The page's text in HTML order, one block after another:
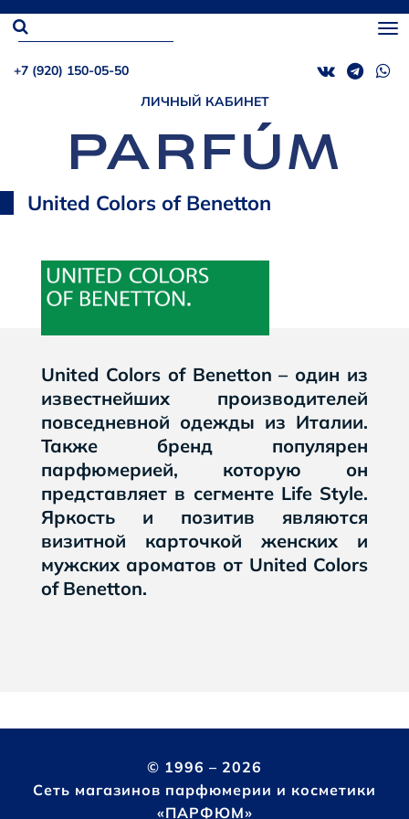
+7 (920) 150-05-50
ЛИЧНЫЙ КАБИНЕТ
United Colors of Benetton
United Colors of Benetton – один из
известнейших производителей
повседневной одежды из Италии.
Также бренд популярен
парфюмерией, которую он
представляет в сегменте Life Style.
Яркость и позитив являются
визитной карточкой женских и
мужских ароматов от United Colors
of Benetton.
© 1996 – 2026
Сеть магазинов парфюмерии и косметики
«ПАРФЮМ»